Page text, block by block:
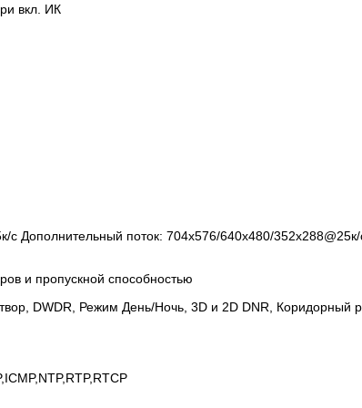
вкл. ИК
с Дополнительный поток: 704x576/640х480/352х288@25к/
и пропускной способностью
DWDR, Режим День/Ночь, 3D и 2D DNR, Коридорный